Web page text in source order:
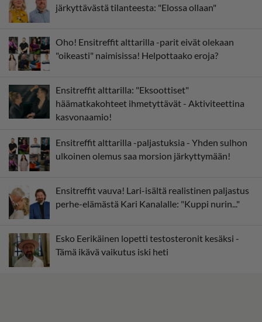
järkyttävästä tilanteesta: "Elossa ollaan"
Oho! Ensitreffit alttarilla -parit eivät olekaan
"oikeasti" naimisissa! Helpottaako eroja?
Ensitreffit alttarilla: "Eksoottiset"
häämatkakohteet ihmetyttävät - Aktiviteettina
kasvonaamio!
Ensitreffit alttarilla -paljastuksia - Yhden sulhon
ulkoinen olemus saa morsion järkyttymään!
Ensitreffit vauva! Lari-isältä realistinen paljastus
perhe-elämästä Kari Kanalalle: "Kuppi nurin..."
Esko Eerikäinen lopetti testosteronit kesäksi -
Tämä ikävä vaikutus iski heti